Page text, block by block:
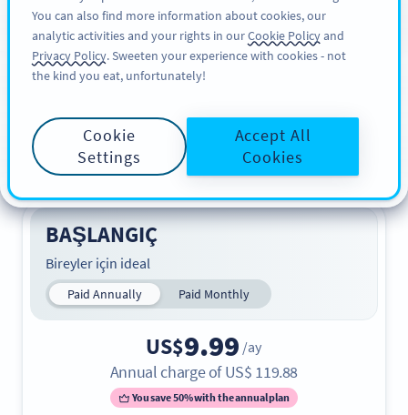
KAYIT OL
Planlar ve
Fiyatlandırma
Mükemmel planı bulun. Ücretsiz 14 gün ile başlayın.
BAŞLANGIÇ
Bireyler için ideal
Paid Annually Paid Monthly
US$9.99 /ay
Annual charge ofUS$ 119.88
You save 50% with the annual plan
You can also find more information about cookies, our
analytic activities and your rights in ourCookie Policyand
Privacy Policy. Sweeten your experience with cookies - not
the kind you eat, unfortunately!
Cookie
Settings
Accept All
Cookies